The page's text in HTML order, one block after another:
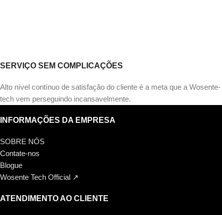
SERVIÇO SEM COMPLICAÇÕES
Alto nível contínuo de satisfação do cliente é a meta que a Wosente-
tech vem perseguindo incansavelmente.
INFORMAÇÕES DA EMPRESA
SOBRE NÓS
Contate-nos
Blogue
Wosente Tech Official ↗
ATENDIMENTO AO CLIENTE